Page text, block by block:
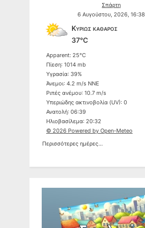
Σπάρτη
6 Αυγούστου, 2026, 16:38
Κυρίως καθαρός
37°C
Apparent: 25°C
Πίεση: 1014 mb
Υγρασία: 39%
Άνεμοι: 4.2 m/s NNE
Ριπές ανέμου: 10.7 m/s
Υπεριώδης ακτινοβολία (UV): 0
Ανατολή: 06:39
Ηλιοβασίλεμα: 20:32
© 2026 Powered by Open-Meteo
Περισσότερες ημέρες...